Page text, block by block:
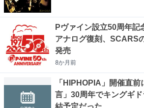
Pヴァイン設立50周年記
アナログ復刻、SCARS
発売
8か月前
「HIPHOPIA」開催直
言」30周年でキングギ
結予定だった